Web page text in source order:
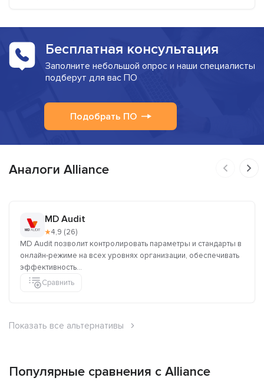
Бесплатная консультация
Заполните небольшой опрос и наши специалисты
подберут для вас ПО
Подобрать ПО
Аналоги Alliance
MD Audit
★4,9 (26)
MD Audit позволит контролировать параметры и стандарты в
онлайн-режиме на всех уровнях организации, обеспечивать
эффективность...
Сравнить
Показать все альтернативы
Популярные сравнения с Alliance